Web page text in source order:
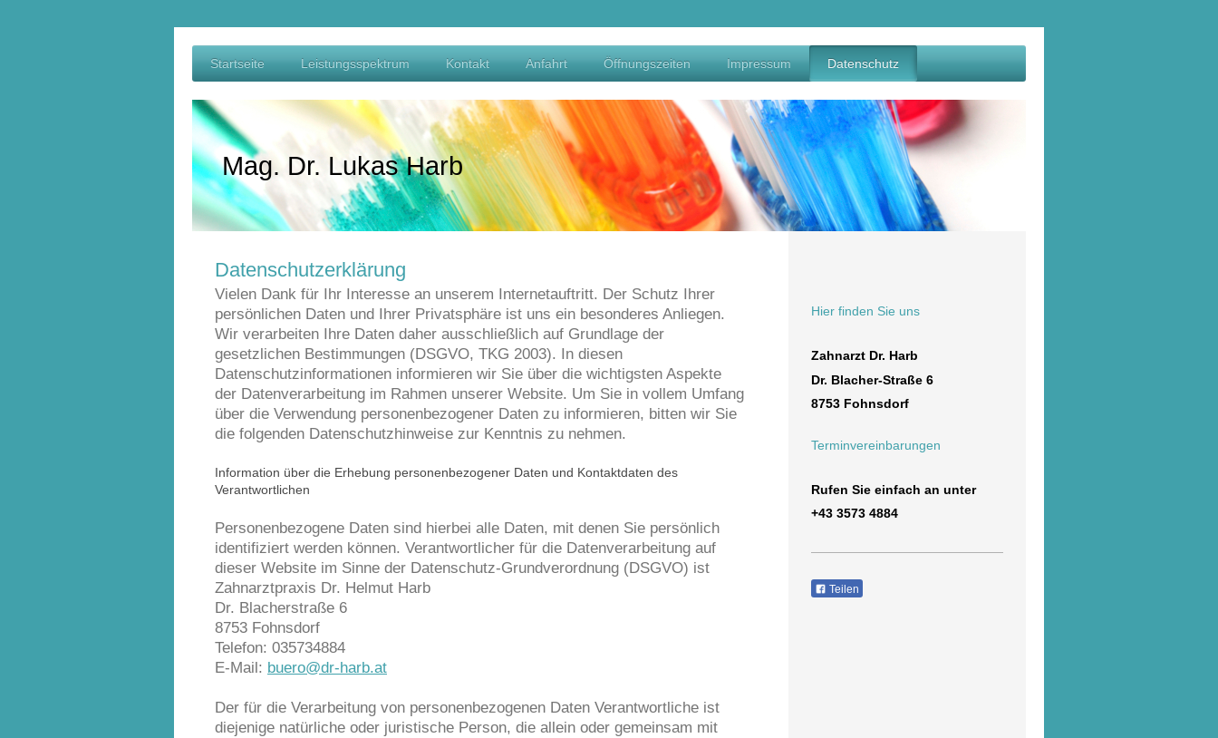
Startseite Leistungsspektrum Kontakt Anfahrt Öffnungszeiten Impressum Datenschutz
Mag. Dr. Lukas Harb
Datenschutzerklärung
Vielen Dank für Ihr Interesse an unserem Internetauftritt. Der Schutz Ihrer
persönlichen Daten und Ihrer Privatsphäre ist uns ein besonderes Anliegen.
Wir verarbeiten Ihre Daten daher ausschließlich auf Grundlage der
gesetzlichen Bestimmungen (DSGVO, TKG 2003). In diesen
Datenschutzinformationen informieren wir Sie über die wichtigsten Aspekte
der Datenverarbeitung im Rahmen unserer Website. Um Sie in vollem Umfang
über die Verwendung personenbezogener Daten zu informieren, bitten wir Sie
die folgenden Datenschutzhinweise zur Kenntnis zu nehmen.
Information über die Erhebung personenbezogener Daten und Kontaktdaten des
Verantwortlichen
Personenbezogene Daten sind hierbei alle Daten, mit denen Sie persönlich
identifiziert werden können. Verantwortlicher für die Datenverarbeitung auf
dieser Website im Sinne der Datenschutz-Grundverordnung (DSGVO) ist
Zahnarztpraxis Dr. Helmut Harb
Dr. Blacherstraße 6
8753 Fohnsdorf
Telefon: 035734884
E-Mail: buero@dr-harb.at
Der für die Verarbeitung von personenbezogenen Daten Verantwortliche ist
diejenige natürliche oder juristische Person, die allein oder gemeinsam mit
Hier finden Sie uns
Zahnarzt Dr. Harb
Dr. Blacher-Straße 6
8753 Fohnsdorf
Terminvereinbarungen
Rufen Sie einfach an unter
+43 3573 4884
Teilen